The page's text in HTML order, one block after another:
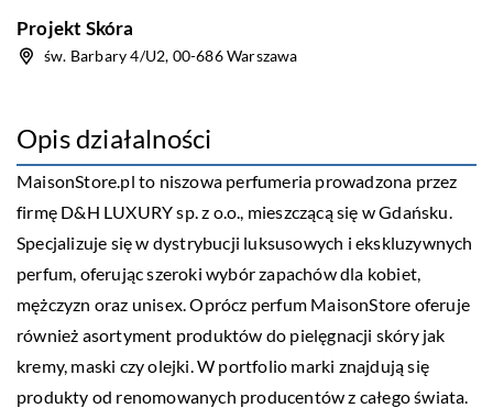
Projekt Skóra
św. Barbary 4/U2, 00-686 Warszawa
Opis działalności
MaisonStore.pl to niszowa perfumeria prowadzona przez
firmę D&H LUXURY sp. z o.o., mieszczącą się w Gdańsku.
Specjalizuje się w dystrybucji luksusowych i ekskluzywnych
perfum, oferując szeroki wybór zapachów dla kobiet,
mężczyzn oraz unisex. Oprócz perfum MaisonStore oferuje
również asortyment produktów do pielęgnacji skóry jak
kremy, maski czy olejki. W portfolio marki znajdują się
produkty od renomowanych producentów z całego świata.